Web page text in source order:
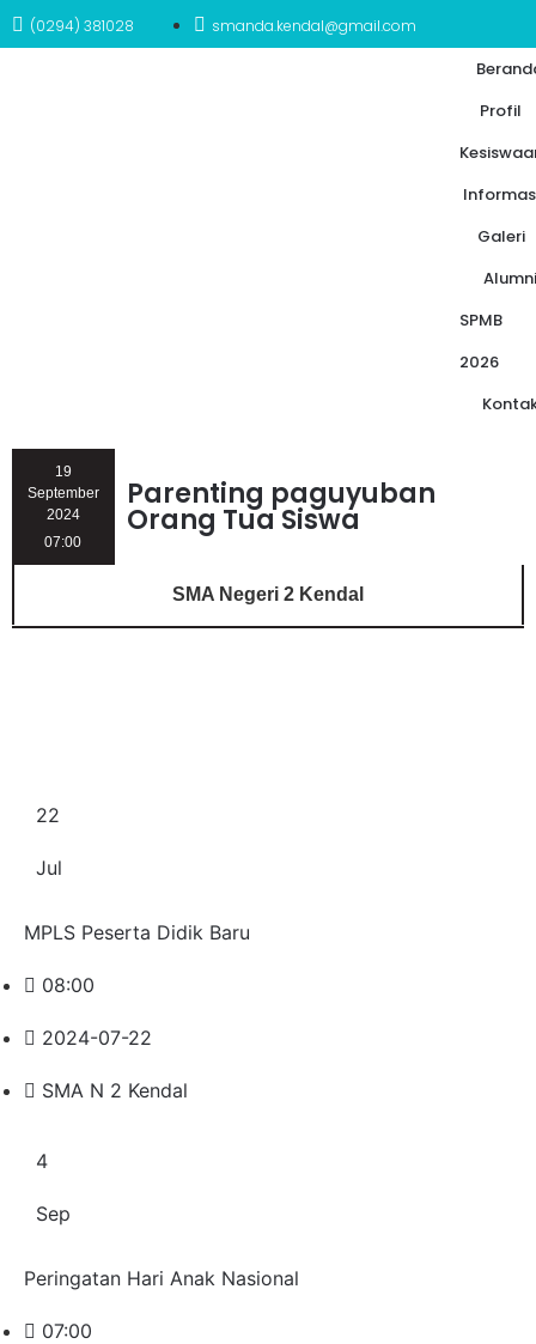
(0294) 381028 smanda.kendal@gmail.com
Profil
Galeri
Alumni
SPMB
2026
19
September
2024
07:00
Parenting paguyuban
Orang Tua Siswa
SMA Negeri 2 Kendal
22
Jul
MPLS Peserta Didik Baru
08:00
2024-07-22
SMA N 2 Kendal
4
Sep
Peringatan Hari Anak Nasional
07:00